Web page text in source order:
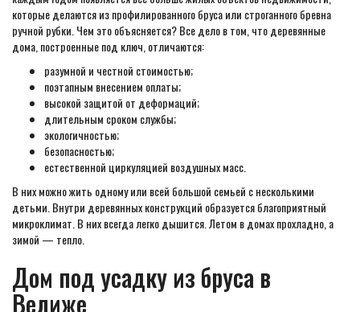
которые делаются из профилированного бруса или строганного бревна
ручной рубки. Чем это объясняется? Все дело в том, что деревянные
дома, построенные под ключ, отличаются:
разумной и честной стоимостью;
поэтапным внесением оплаты;
высокой защитой от деформаций;
длительным сроком службы;
экологичностью;
безопасностью;
естественной циркуляцией воздушных масс.
В них можно жить одному или всей большой семьей с несколькими
детьми. Внутри деревянных конструкций образуется благоприятный
микроклимат. В них всегда легко дышится. Летом в домах прохладно, а
зимой — тепло.
Дом под усадку из бруса в
Велиже